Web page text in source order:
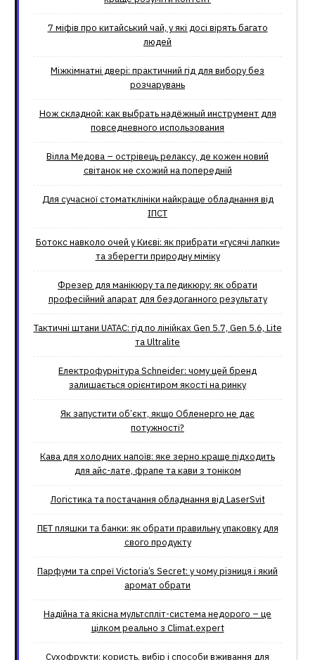
7 міфів про китайський чай, у які досі вірять багато
людей
Міжкімнатні двері: практичний гід для вибору без
розчарувань
Нож складной: как выбрать надёжный инструмент для
повседневного использования
Вілла Медова – острівець релаксу, де кожен новий
світанок не схожий на попередній
Для сучасної стоматклініки найкраще обладнання від
ІПСТ
Ботокс навколо очей у Києві: як прибрати «гусячі лапки»
та зберегти природну міміку
Фрезер для манікюру та педикюру: як обрати
професійний апарат для бездоганного результату
Тактичні штани UATAC: гід по лінійках Gen 5.7, Gen 5.6, Lite
та Ultralite
Електрофурнітура Schneider: чому цей бренд
залишається орієнтиром якості на ринку
Як запустити об’єкт, якщо Обленерго не дає
потужності?
Кава для холодних напоїв: яке зерно краще підходить
для айс-лате, фрапе та кави з тоніком
Логістика та постачання обладнання від LaserSvit
ПЕТ пляшки та банки: як обрати правильну упаковку для
свого продукту
Парфуми та спреї Victoria’s Secret: у чому різниця і який
аромат обрати
Надійна та якісна мультспліт-система недорого – це
цілком реально з Climat.еxpert
Сухофрукти: користь, вибір і способи вживання для